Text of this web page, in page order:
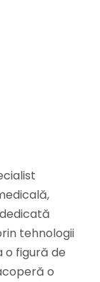
tehnologii
o figură de
o